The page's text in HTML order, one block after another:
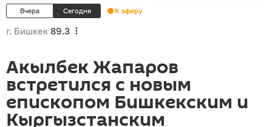
Вчера Сегодня К эфиру
г. Бишкек 89.3
Акылбек Жапаров
встретился с новым
епископом Бишкекским и
Кыргызстанским